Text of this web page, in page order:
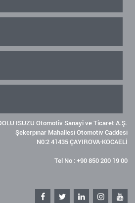
ISUZU Otomotiv Sanayi ve Ticaret A.Ş.
Şekerpınar Mahallesi Otomotiv Caddesi
N0:2 41435 ÇAYIROVA-KOCAELİ
Tel No : +90 850 200 19 00